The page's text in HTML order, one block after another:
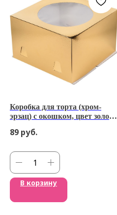
Коробка для торта (хром-
эрзац) с окошком, цвет золото
89 руб.
В корзину